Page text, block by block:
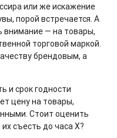
или же искажение
порой встречается. А
внимание — на товары,
торговой маркой.
брендовым, а
и срок годности
цену на товары,
Стоит оценить
съесть до часа Х?